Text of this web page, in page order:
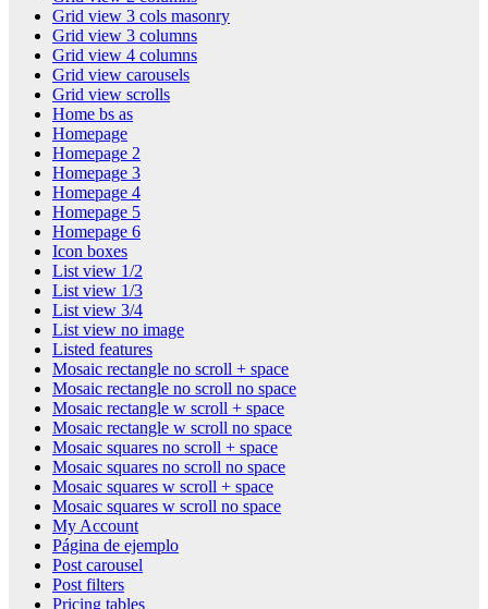
Grid view 3 cols masonry
Grid view 3 columns
Grid view 4 columns
Grid view carousels
Grid view scrolls
Home bs as
Homepage
Homepage 2
Homepage 3
Homepage 4
Homepage 5
Homepage 6
Icon boxes
List view 1/2
List view 1/3
List view 3/4
List view no image
Listed features
Mosaic rectangle no scroll + space
Mosaic rectangle no scroll no space
Mosaic rectangle w scroll + space
Mosaic rectangle w scroll no space
Mosaic squares no scroll + space
Mosaic squares no scroll no space
Mosaic squares w scroll + space
Mosaic squares w scroll no space
My Account
Página de ejemplo
Post carousel
Post filters
Pricing tables